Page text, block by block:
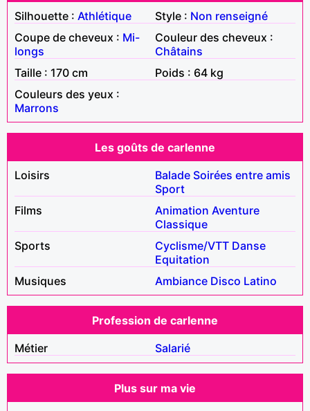
Silhouette : Athlétique Style : Non renseigné
Coupe de cheveux : Mi-
longs
Couleur des cheveux :
Châtains
Taille : 170 cm
Poids : 64 kg
Couleurs des yeux :
Marrons
Les goûts de carlenne
Loisirs
Balade Soirées entre amis
Sport
Films
Animation Aventure
Classique
Sports
Cyclisme/VTT Danse
Equitation
Musiques
Ambiance Disco Latino
Profession de carlenne
Métier
Salarié
Plus sur ma vie